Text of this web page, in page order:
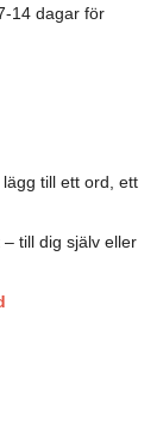
14 dagar för
till ett ord, ett
till dig själv eller